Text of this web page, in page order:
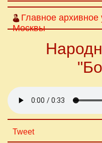
Главное архивное
Москвы
Tweet